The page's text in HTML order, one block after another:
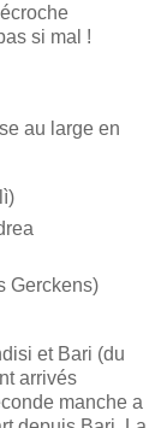
si mal !
au large en
Gerckens)
et Bari (du
arrivés
manche a